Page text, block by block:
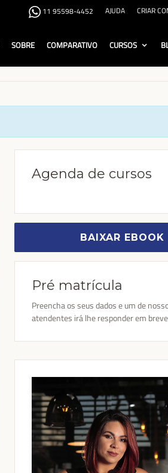
11 95598-4452 AJUDA CRIAR
SOBRE COMPARATIVO CURSOS
Agenda de cursos
BAIXAR EBOOK
Pré matrícula
Preencha os seus dados e um de
atendentes irá lhe responder em